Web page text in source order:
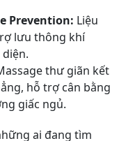
Prevention: Liệu
lưu thông khí
thư giãn kết
hỗ trợ cân bằng
giấc ngủ.
ai đang tìm